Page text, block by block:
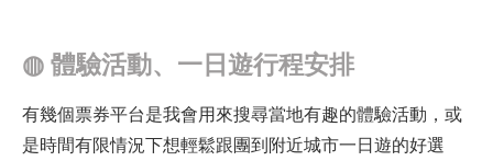
◍體驗活動、一日遊行程安排
有幾個票券平台是我會用來搜尋當地有趣的體驗活動，或
是時間有限情況下想輕鬆跟團到附近城市一日遊的好選